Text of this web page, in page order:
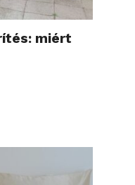
miért